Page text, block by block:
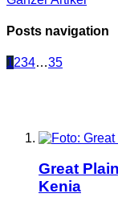
Posts navigation
1234…35
Great
Kenia